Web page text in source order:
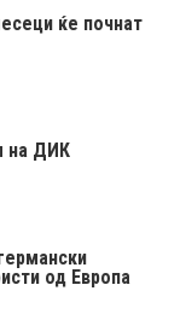
ќе почнат
на ДИК
од Европа